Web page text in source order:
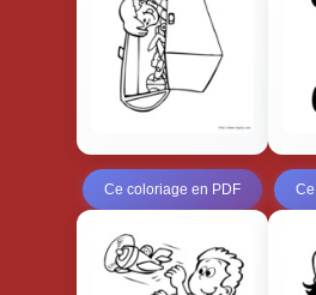
Ce coloriage en PDF